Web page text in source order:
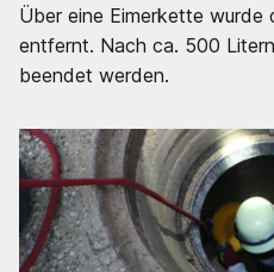
Über eine Eimerkette wurde
entfernt. Nach ca. 500
beendet werden.